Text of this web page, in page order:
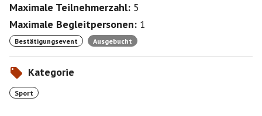
Maximale Teilnehmerzahl: 5
Maximale Begleitpersonen: 1
Bestätigungsevent Ausgebucht
Kategorie
Sport